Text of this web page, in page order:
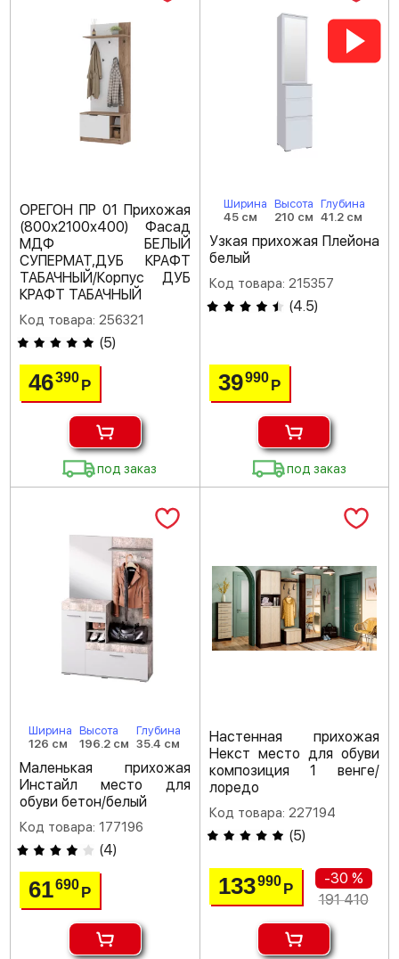
ОРЕГОН ПР 01 Прихожая
(800х2100х400) Фасад
МДФ БЕЛЫЙ
СУПЕРМАТ,ДУБ КРАФТ
ТАБАЧНЫЙ/Корпус ДУБ
КРАФТ ТАБАЧНЫЙ
Код товара: 256321
(5)
46390 Р
под заказ
Ширина
45 см
Высота
210 см
Глубина
41.2 см
Узкая прихожая Плейона
белый
Код товара: 215357
(4.5)
39990 Р
под заказ
Ширина
126 см
Высота
196.2 см
Глубина
35.4 см
Маленькая прихожая
Инстайл место для
обуви бетон/белый
Код товара: 177196
(4)
61690 Р
Настенная прихожая
Некст место для обуви
композиция 1 венге/
лоредо
Код товара: 227194
(5)
133990 Р
-30 %
191 410